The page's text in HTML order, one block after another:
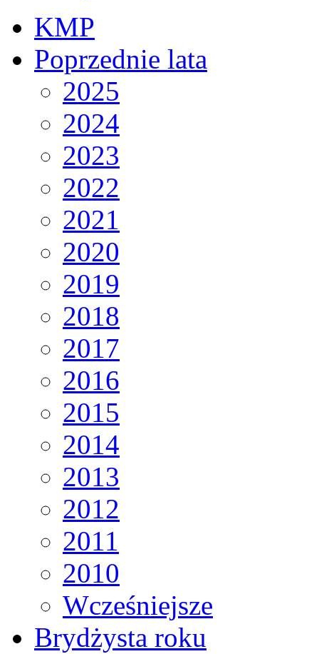
KMP
Poprzednie lata
2025
2024
2023
2022
2021
2020
2019
2018
2017
2016
2015
2014
2013
2012
2011
2010
Wcześniejsze
Brydżysta roku